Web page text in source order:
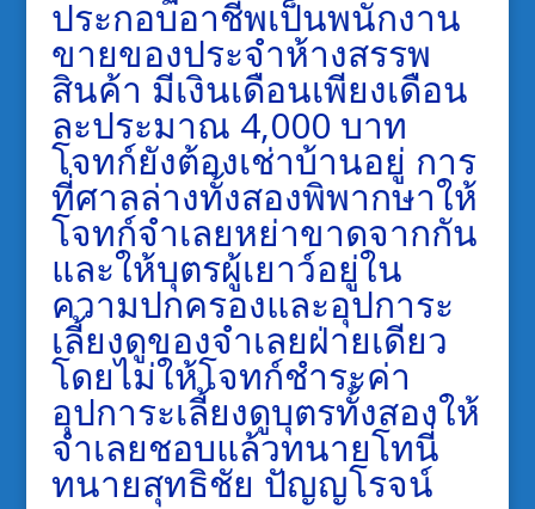
ประกอบอาชีพเป็นพนักงาน
ขายของประจำห้างสรรพ
สินค้า มีเงินเดือนเพียงเดือน
ละประมาณ 4,000 บาท
โจทก์ยังต้องเช่าบ้านอยู่ การ
ที่ศาลล่างทั้งสองพิพากษาให้
โจทก์จำเลยหย่าขาดจากกัน
และให้บุตรผู้เยาว์อยู่ใน
ความปกครองและอุปการะ
เลี้ยงดูของจำเลยฝ่ายเดียว
โดยไม่ให้โจทก์ชำระค่า
อุปการะเลี้ยงดูบุตรทั้งสองให้
จำเลยชอบแล้วทนายโทนี่
ทนายสุทธิชัย ปัญญโรจน์